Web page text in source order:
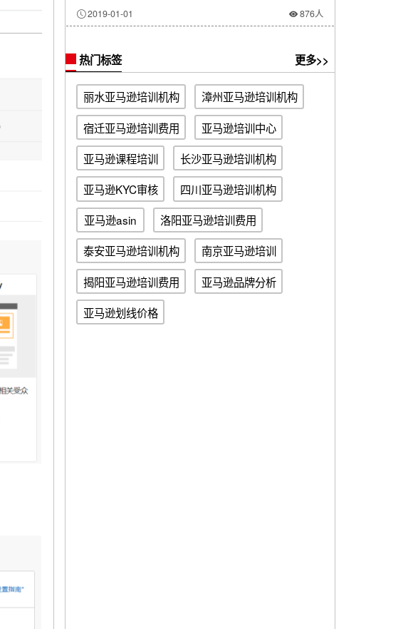
2019-01-01 876人
热门标签 更多>>
丽水亚马逊培训机构
漳州亚马逊培训机构
宿迁亚马逊培训费用
亚马逊培训中心
亚马逊课程培训
长沙亚马逊培训机构
亚马逊KYC审核
四川亚马逊培训机构
亚马逊asin
洛阳亚马逊培训费用
泰安亚马逊培训机构
南京亚马逊培训
揭阳亚马逊培训费用
亚马逊品牌分析
亚马逊划线价格